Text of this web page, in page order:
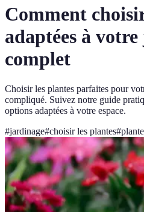
Comment
adaptées à
complet
Choisir les plantes parfaites pour
compliqué. Suivez notre guide
options adaptées à votre espace.
#jardinage#choisir les plantes#